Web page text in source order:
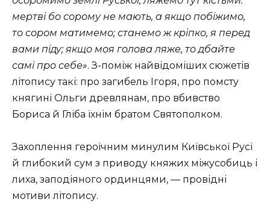
мерт­ві бо сорому не мають, а якщо побіжимо,
то сором матимемо; станемо ж кріпко, я перед
вами піду; якщо моя голова ляже, то дбайте
самі про се­бе». З-поміж найвідоміших сюжетів
літопису такі: про загибель Ігоря, про помсту
княгині Ольги древлянам, про вбивство
Бориса й Гліба їх­нім братом Святополком.
Захоплення героїчним минулим Київської Русі
й глибокий сум з приводу княжих міжусобиць і
лиха, заподіяного ординцями, — провідні
мотиви літопису.